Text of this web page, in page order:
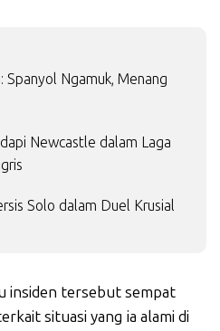
Spanyol Ngamuk, Menang
Newcastle dalam Laga
Solo dalam Duel Krusial
insiden tersebut sempat
situasi yang ia alami di